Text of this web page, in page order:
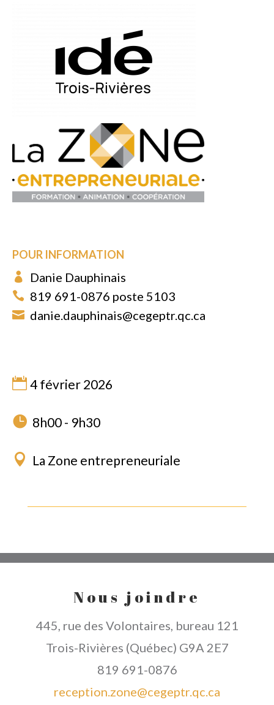
POUR INFORMATION
Danie Dauphinais
819 691-0876 poste 5103
danie.dauphinais@cegeptr.qc.ca
4 février 2026
8h00 - 9h30
La Zone entrepreneuriale
Nous joindre
445, rue des Volontaires, bureau 121
Trois-Rivières (Québec) G9A 2E7
819 691-0876
reception.zone@cegeptr.qc.ca